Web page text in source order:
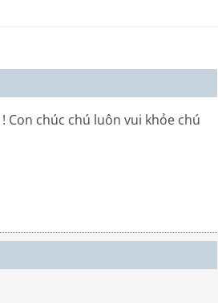
Con chúc chú luôn vui khỏe chú